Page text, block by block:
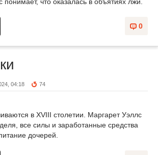
0
04:18 74
в XVIII столетии. Маргарет Уэллс
все силы и заработанные средства
дочерей.